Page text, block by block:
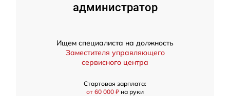
администратор
Ищем специалиста на должность
Заместителя управляющего
сервисного центра
Стартовая зарплата:
от 60 000 ₽ на руки